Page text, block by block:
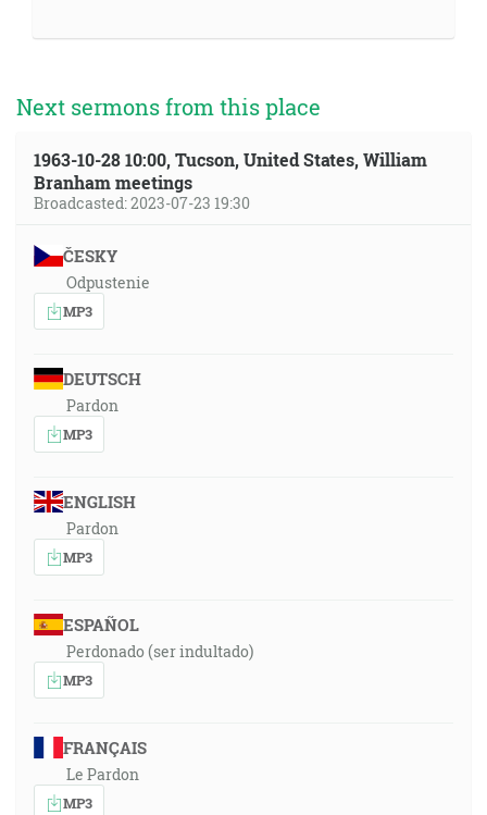
Next sermons from this place
1963-10-28 10:00, Tucson, United States, William
Branham meetings
Broadcasted: 2023-07-23 19:30
ČESKY
Odpustenie
MP3
DEUTSCH
Pardon
MP3
ENGLISH
Pardon
MP3
ESPAÑOL
Perdonado (ser indultado)
MP3
FRANÇAIS
Le Pardon
MP3